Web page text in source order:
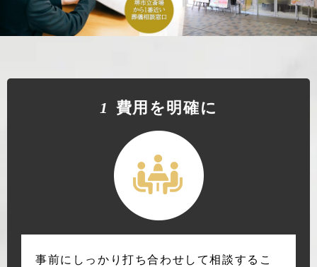
1 費⽤を明確に
事前にしっかり打ち合わせして相談するこ